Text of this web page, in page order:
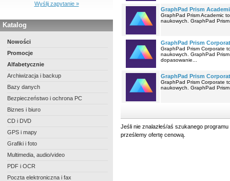
Wyślij zapytanie »
Katalog
Nowości
Promocje
Alfabetycznie
Archiwizacja i backup
Bazy danych
Bezpieczeństwo i ochrona PC
Biznes i biuro
CD i DVD
GPS i mapy
Grafiki i foto
Multimedia, audio/video
PDF i OCR
Poczta elektroniczna i fax
GraphPad Prism
GraphPad Prism Academic
naukowych. GraphPad
GraphPad Prism
GraphPad Prism Corporate
naukowych. GraphPad
dopasowanie...
GraphPad Prism
GraphPad Prism Corporate
naukowych. GraphPad
Jeśli nie znalazłeś/aś szukanego
prześlemy ofertę cenową.